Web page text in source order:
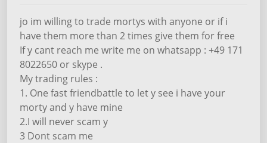
jo im willing to trade mortys with anyone or if i
have them more than 2 times give them for free
If y cant reach me write me on whatsapp : +49 171
8022650 or skype .
My trading rules :
1. One fast friendbattle to let y see i have your
morty and y have mine
2.I will never scam y
3 Dont scam me